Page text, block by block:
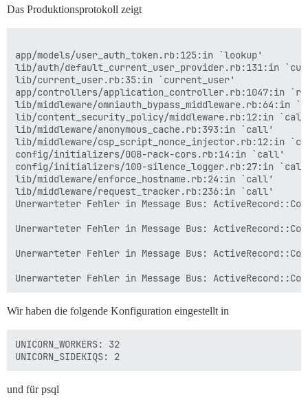
Das Produktionsprotokoll zeigt
app/models/user_auth_token.rb:125:in `lookup'
lib/auth/default_current_user_provider.rb:131:in
lib/current_user.rb:35:in `current_user'
app/controllers/application_controller.rb:1047:in
lib/middleware/omniauth_bypass_middleware.rb:64:in
lib/content_security_policy/middleware.rb:12:in
lib/middleware/anonymous_cache.rb:393:in `call'
lib/middleware/csp_script_nonce_injector.rb:12:in
config/initializers/008-rack-cors.rb:14:in `call'
config/initializers/100-silence_logger.rb:27:in
lib/middleware/enforce_hostname.rb:24:in `call'
lib/middleware/request_tracker.rb:236:in `call'
Unerwarteter Fehler in Message Bus:
Unerwarteter Fehler in Message Bus:
Unerwarteter Fehler in Message Bus:
Wir haben die folgende Konfiguration eingestellt in
UNICORN_WORKERS: 32
und für psql